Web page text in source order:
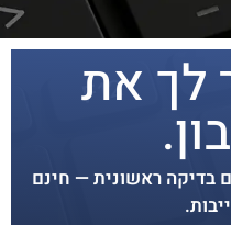
לך את
בדיקה ראשונית — חינם